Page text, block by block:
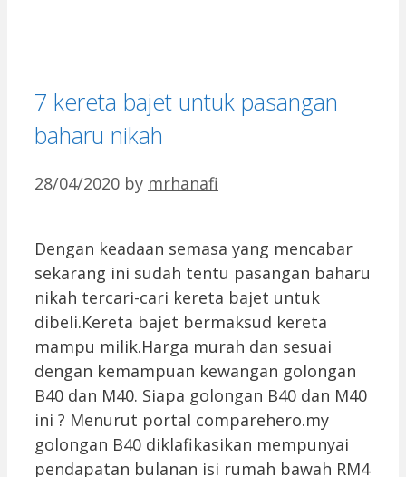
7 kereta bajet untuk pasangan
baharu nikah
28/04/2020 by mrhanafi
Dengan keadaan semasa yang mencabar
sekarang ini sudah tentu pasangan baharu
nikah tercari-cari kereta bajet untuk
dibeli.Kereta bajet bermaksud kereta
mampu milik.Harga murah dan sesuai
dengan kemampuan kewangan golongan
B40 dan M40. Siapa golongan B40 dan M40
ini ? Menurut portal comparehero.my
golongan B40 diklafikasikan mempunyai
pendapatan bulanan isi rumah bawah RM4